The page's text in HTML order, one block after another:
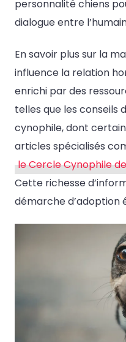
personnalité chiens
dialogue entre
En savoir plus sur la
influence la relation
enrichi par des
telles que les conseils
cynophile, dont
articles spécialisés
le Cercle Cynophile
Cette richesse
démarche d’adoption